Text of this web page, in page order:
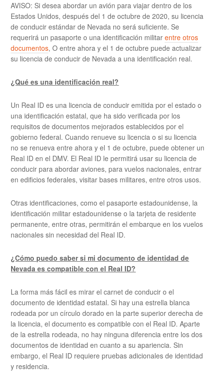
AVISO: Si desea abordar un avión para viajar dentro de los
Estados Unidos, después del 1 de octubre de 2020, su licencia
de conducir estándar de Nevada no será suficiente. Se
requerirá un pasaporte o una identificación militarentre otros
documentos, O entre ahora y el 1 de octubre puede actualizar
su licencia de conducir de Nevada a una identificación real.
¿Qué es una identificación real?
Un Real ID es una licencia de conducir emitida por el estado o
una identificación estatal, que ha sido verificada por los
requisitos de documentos mejorados establecidos por el
gobierno federal. Cuando renueve su licencia o si su licencia
no se renueva entre ahora y el 1 de octubre, puede obtener un
Real ID en el DMV. El Real ID le permitirá usar su licencia de
conducir para abordar aviones, para vuelos nacionales, entrar
en edificios federales, visitar bases militares, entre otros usos.
Otras identificaciones, como el pasaporte estadounidense, la
identificación militar estadounidense o la tarjeta de residente
permanente, entre otras, permitirán el embarque en los vuelos
nacionales sin necesidad del Real ID.
¿Cómo puedo saber si mi documento de identidad de
Nevada es compatible con el Real ID?
La forma más fácil es mirar el carnet de conducir o el
documento de identidad estatal. Si hay una estrella blanca
rodeada por un círculo dorado en la parte superior derecha de
la licencia, el documento es compatible con el Real ID. Aparte
de la estrella rodeada, no hay ninguna diferencia entre los dos
documentos de identidad en cuanto a su apariencia. Sin
embargo, el Real ID requiere pruebas adicionales de identidad
y residencia.